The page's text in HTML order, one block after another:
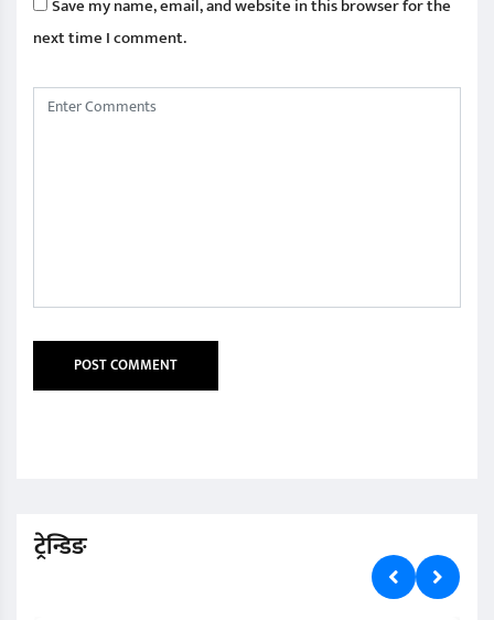
Save my name, email, and website in this browser for the
next time I comment.
ट्रेन्डिङ